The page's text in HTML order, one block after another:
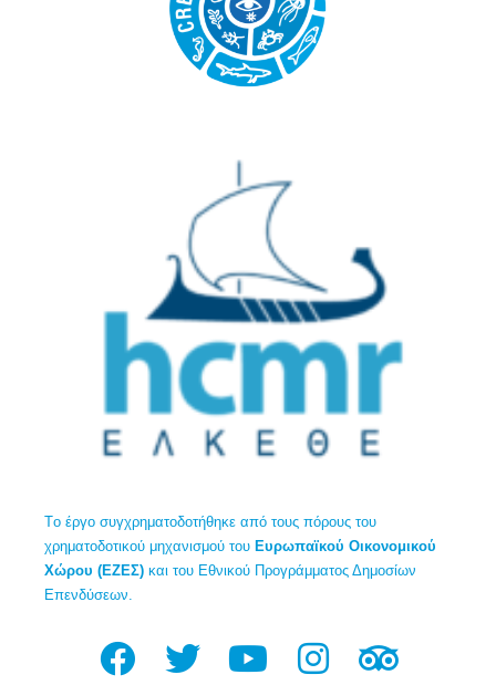
Tο έργο συγχρηματοδοτήθηκε από τους πόρους του
χρηματοδοτικού μηχανισμού του Ευρωπαϊκού Οικονομικού
Χώρου (ΕΖΕΣ) και του Εθνικού Προγράμματος Δημοσίων
Επενδύσεων.